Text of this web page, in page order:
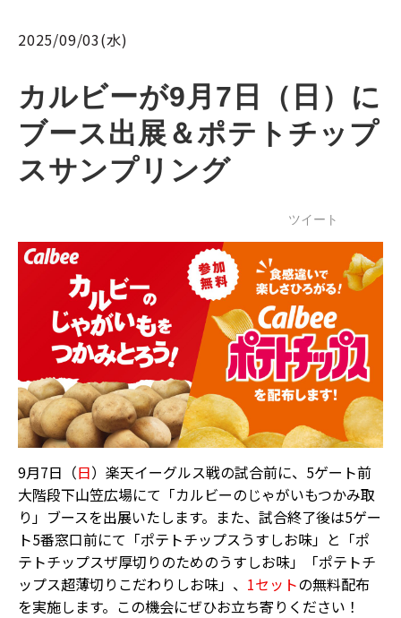
2025/09/03(水)
カルビーが9月7日（日）に
ブース出展＆ポテトチップ
スサンプリング
ツイート
9月7日（日）楽天イーグルス戦の試合前に、5ゲート前
大階段下山笠広場にて「カルビーのじゃがいもつかみ取
り」ブースを出展いたします。また、試合終了後は5ゲー
ト5番窓口前にて「ポテトチップスうすしお味」と「ポ
テトチップスザ厚切りのためのうすしお味」「ポテトチ
ップス超薄切りこだわりしお味」、 1セットの無料配布
を実施します。この機会にぜひお立ち寄りください！